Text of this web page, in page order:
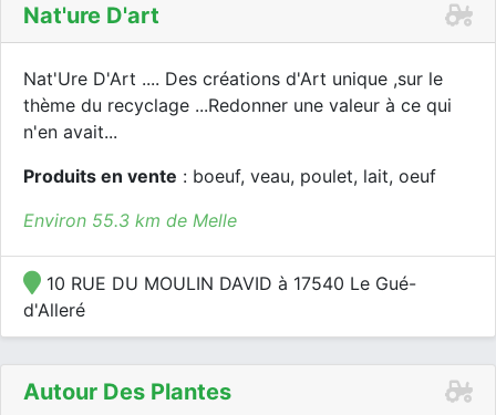
Nat'ure D'art
Nat'Ure D'Art .... Des créations d'Art unique ,sur le
thème du recyclage ...Redonner une valeur à ce qui
n'en avait...
Produits en vente : boeuf, veau, poulet, lait, oeuf
Environ 55.3 km de Melle
10 RUE DU MOULIN DAVID à 17540 Le Gué-
d'Alleré
Autour Des Plantes